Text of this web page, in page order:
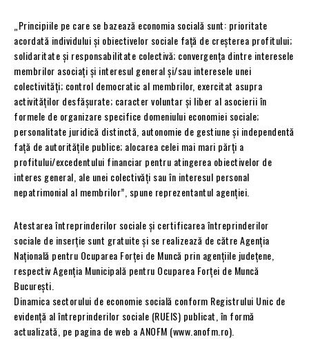
„Principiile pe care se bazează economia socială sunt: prioritate
acordată individului și obiectivelor sociale față de creșterea profitului;
solidaritate și responsabilitate colectivă; convergența dintre interesele
membrilor asociați și interesul general și/sau interesele unei
colectivități; control democratic al membrilor, exercitat asupra
activităților desfășurate; caracter voluntar și liber al asocierii în
formele de organizare specifice domeniului economiei sociale;
personalitate juridică distinctă, autonomie de gestiune și independentă
față de autoritățile publice; alocarea celei mai mari părți a
profitului/excedentului financiar pentru atingerea obiectivelor de
interes general, ale unei colectivăți sau în interesul personal
nepatrimonial al membrilor”, spune reprezentantul agenției.
Atestarea întreprinderilor sociale și certificarea întreprinderilor
sociale de inserție sunt gratuite și se realizează de către Agenția
Națională pentru Ocuparea Forței de Muncă prin agențiile județene,
respectiv Agenția Municipală pentru Ocuparea Forței de Muncă
București.
Dinamica sectorului de economie socială conform Registrului Unic de
evidență al întreprinderilor sociale (RUEIS) publicat, în formă
actualizată, pe pagina de web a ANOFM (www.anofm.ro).